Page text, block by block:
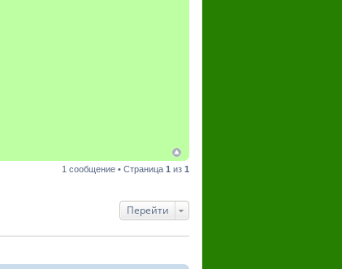
1 сообщение • Страница 1 из 1
Перейти